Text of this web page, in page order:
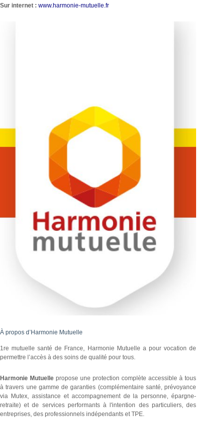
Sur internet : www.harmonie-mutuelle.fr
À propos d’Harmonie Mutuelle
1re mutuelle santé de France, Harmonie Mutuelle a pour vocation de
permettre l’accès à des soins de qualité pour tous.
Harmonie Mutuellepropose une protection complète accessible à tous
à travers une gamme de garanties (complémentaire santé, prévoyance
via Mutex, assistance et accompagnement de la personne, épargne-
retraite) et de services performants à l'intention des particuliers, des
entreprises, des professionnels indépendants et TPE.